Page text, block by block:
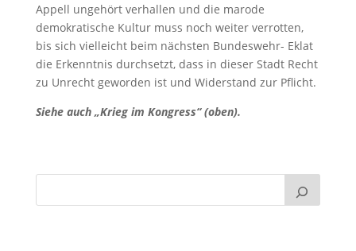
Appell ungehört verhallen und die marode
demokratische Kultur muss noch weiter verrotten,
bis sich vielleicht beim nächsten Bundeswehr- Eklat
die Erkenntnis durchsetzt, dass in dieser Stadt Recht
zu Unrecht geworden ist und Widerstand zur Pflicht.
Siehe auch „Krieg im Kongress“ (oben).